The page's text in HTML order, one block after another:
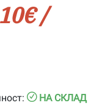
€/
НА СКЛАД